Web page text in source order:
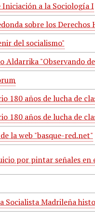
a la Sociología I
sobre los Derechos
del socialismo"
"Observando
180 años de lucha de
180 años de lucha de
la web "basque-red.net"
por pintar señales en
Socialista Madrileña